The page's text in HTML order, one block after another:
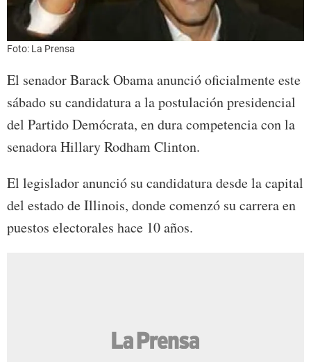
Foto: La Prensa
El senador Barack Obama anunció oficialmente este
sábado su candidatura a la postulación presidencial
del Partido Demócrata, en dura competencia con la
senadora Hillary Rodham Clinton.
El legislador anunció su candidatura desde la capital
del estado de Illinois, donde comenzó su carrera en
puestos electorales hace 10 años.